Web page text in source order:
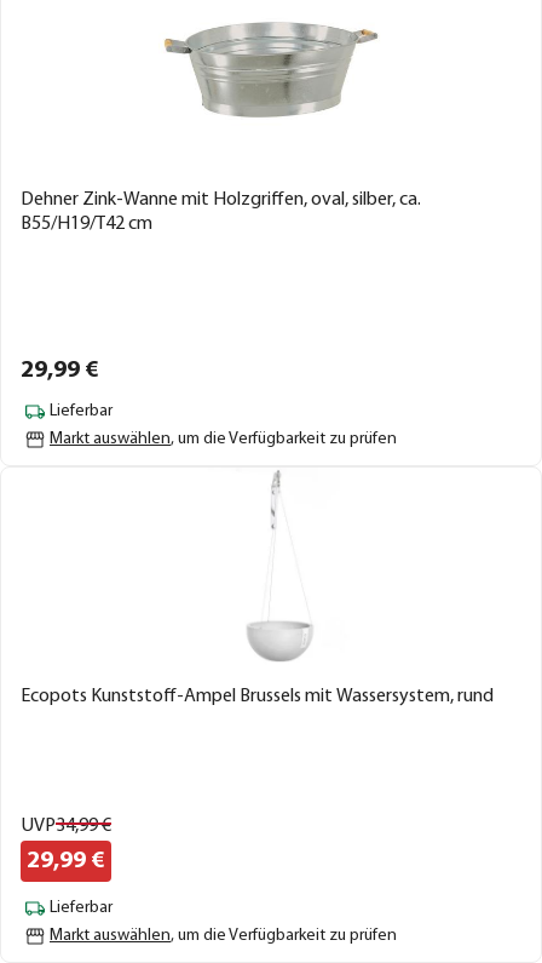
Dehner Zink-Wanne mit Holzgriffen, oval, silber, ca.
B55/H19/T42 cm
29,99 €
Lieferbar
Markt auswählen, um die Verfügbarkeit zu prüfen
Ecopots Kunststoff-Ampel Brussels mit Wassersystem, rund
UVP34,99€
29,99 €
Lieferbar
Markt auswählen, um die Verfügbarkeit zu prüfen